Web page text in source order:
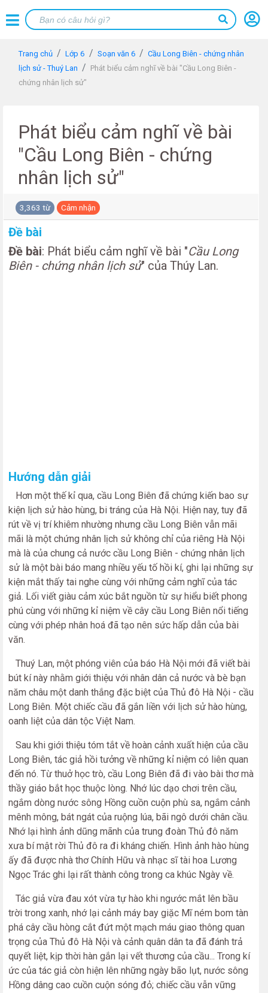
Trang chủ Lớp 6 Soạn văn 6
Cầu Long Biên - chứng nhân
lịch sử - Thuý Lan
Phát biểu cảm nghĩ về bài "Cầu Long Biên -
chứng nhân lịch sử"
Phát biểu cảm nghĩ về bài
"Cầu Long Biên - chứng
nhân lịch sử"
3,363 từ Cảm nhận
Đề bài
Đề bài: Phát biểu cảm nghĩ về bài "Cầu Long
Biên - chứng nhân lịch sử" của Thúy Lan.
Hướng dẫn giải
Hơn một thế kỉ qua, cầu Long Biên đã chứng kiến bao sự
kiện lịch sử hào hùng, bi tráng của Hà Nội. Hiện nay, tuy đã
rút về vị trí khiêm nhường nhưng cầu Long Biên vẫn mãi
mãi là một chứng nhân lịch sử không chỉ của riêng Hà Nội
mà là của chung cả nước cầu Long Biên - chứng nhân lịch
sử là một bài báo mang nhiều yếu tố hồi kí, ghi lại những sự
kiện mắt thấy tai nghe cùng với những cảm nghĩ của tác
giả. Lối viết giàu cảm xúc bắt nguồn từ sự hiểu biết phong
phú cùng với những kỉ niệm về cây cầu Long Biên nổi tiếng
cùng với phép nhân hoá đã tạo nên sức hấp dẫn của bài
văn.
Thuý Lan, một phóng viên của báo Hà Nội mới đã viết bài
bút kí này nhằm giới thiệu với nhân dân cả nước và bè bạn
năm châu một danh thắng đặc biệt của Thủ đô Hà Nội - cầu
Long Biên. Một chiếc cầu đã gắn liền với lịch sử hào hùng,
oanh liệt của dân tộc Việt Nam.
Sau khi giới thiệu tóm tắt về hoàn cảnh xuất hiện của cầu
Long Biên, tác giả hồi tưởng về những kỉ niệm có liên quan
đến nó. Từ thuở học trò, cầu Long Biên đã đi vào bài thơ mà
thầy giáo bắt học thuộc lòng. Nhớ lúc dạo chơi trên cầu,
ngắm dòng nước sông Hồng cuồn cuộn phù sa, ngắm cảnh
mênh mông, bát ngát của ruộng lúa, bãi ngô dưới chân cầu.
Nhớ lại hình ảnh dũng mãnh của trung đoàn Thủ đô năm
xưa bí mật rời Thủ đô ra đi kháng chiến. Hình ảnh hào hùng
ấy đã được nhà thơ Chính Hữu và nhạc sĩ tài hoa Lương
Ngọc Trác ghi lại rất thành công trong ca khúc Ngày về.
Tác giả vừa đau xót vừa tự hào khi ngước mắt lên bầu
trời trong xanh, nhớ lại cảnh máy bay giặc Mĩ ném bom tàn
phá cây cầu hòng cắt đứt một mạch máu giao thông quan
trọng của Thủ đô Hà Nội và cảnh quân dân ta đã đánh trả
quyết liệt, kịp thời hàn gắn lại vết thương của cầu... Trong kí
ức của tác giả còn hiện lên những ngày bão lụt, nước sông
Hồng dâng cao cuồn cuộn sóng đỏ; chiếc cầu vẫn vững